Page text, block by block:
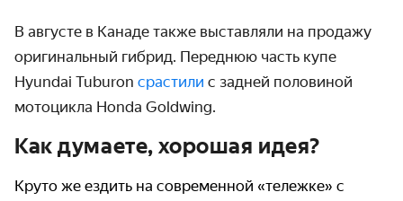
В августе в Канаде также выставляли на продажу
оригинальный гибрид. Переднюю часть купе
Hyundai Tuburon срастили с задней половиной
мотоцикла Honda Goldwing.
Как думаете, хорошая идея?
Круто же ездить на современной «тележке» с